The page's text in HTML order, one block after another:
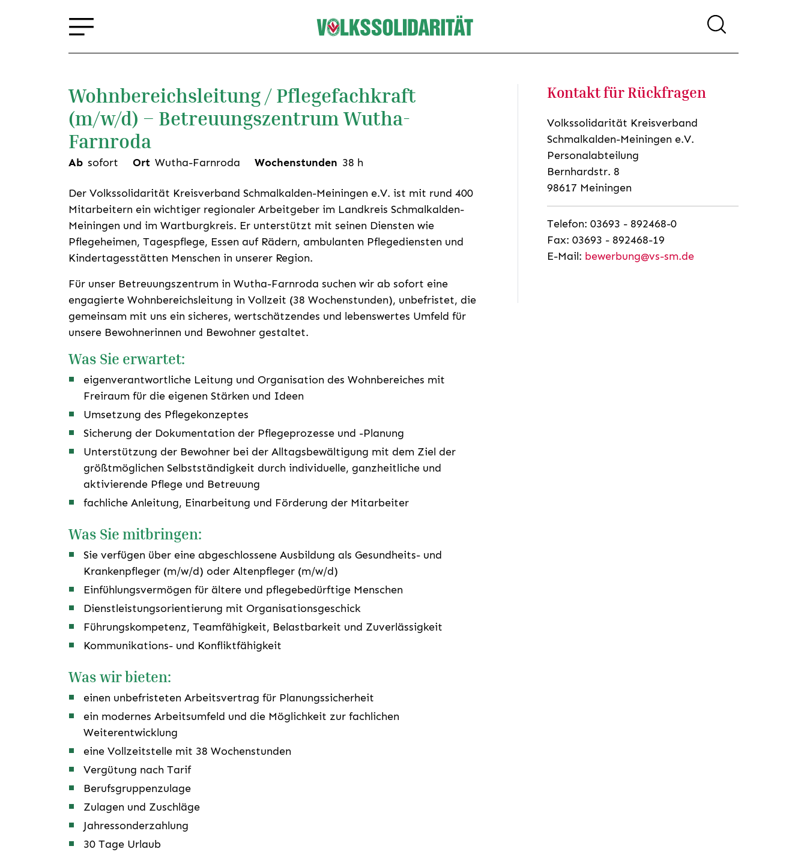
Wohnbereichsleitung / Pflegefachkraft
(m/w/d) – Betreuungszentrum Wutha-
Farnroda
Ab sofort Ort Wutha-Farnroda Wochenstunden 38 h
Der Volkssolidarität Kreisverband Schmalkalden-Meiningen e.V. ist mit rund 400
Mitarbeitern ein wichtiger regionaler Arbeitgeber im Landkreis Schmalkalden-
Meiningen und im Wartburgkreis. Er unterstützt mit seinen Diensten wie
Pflegeheimen, Tagespflege, Essen auf Rädern, ambulanten Pflegediensten und
Kindertagesstätten Menschen in unserer Region.
Für unser Betreuungszentrum in Wutha-Farnroda suchen wir ab sofort eine
engagierte Wohnbereichsleitung in Vollzeit (38 Wochenstunden), unbefristet, die
gemeinsam mit uns ein sicheres, wertschätzendes und lebenswertes Umfeld für
unsere Bewohnerinnen und Bewohner gestaltet.
Was Sie erwartet:
eigenverantwortliche Leitung und Organisation des Wohnbereiches mit
Freiraum für die eigenen Stärken und Ideen
Umsetzung des Pflegekonzeptes
Sicherung der Dokumentation der Pflegeprozesse und -Planung
Unterstützung der Bewohner bei der Alltagsbewältigung mit dem Ziel der
größtmöglichen Selbstständigkeit durch individuelle, ganzheitliche und
aktivierende Pflege und Betreuung
fachliche Anleitung, Einarbeitung und Förderung der Mitarbeiter
Was Sie mitbringen:
Sie verfügen über eine abgeschlossene Ausbildung als Gesundheits- und
Krankenpfleger (m/w/d) oder Altenpfleger (m/w/d)
Einfühlungsvermögen für ältere und pflegebedürftige Menschen
Dienstleistungsorientierung mit Organisationsgeschick
Führungskompetenz, Teamfähigkeit, Belastbarkeit und Zuverlässigkeit
Kommunikations- und Konfliktfähigkeit
Was wir bieten:
einen unbefristeten Arbeitsvertrag für Planungssicherheit
ein modernes Arbeitsumfeld und die Möglichkeit zur fachlichen
Weiterentwicklung
eine Vollzeitstelle mit 38 Wochenstunden
Vergütung nach Tarif
Berufsgruppenzulage
Zulagen und Zuschläge
Jahressonderzahlung
30 Tage Urlaub
Kontakt für Rückfragen
Volkssolidarität Kreisverband
Schmalkalden-Meiningen e.V.
Personalabteilung
Bernhardstr. 8
98617 Meiningen
Telefon: 03693 - 892468-0
Fax: 03693 - 892468-19
E-Mail: bewerbung@vs-sm.de